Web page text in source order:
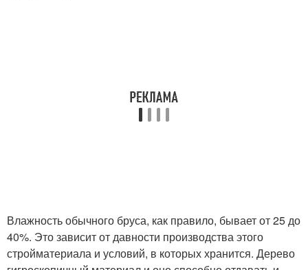
Влажность обычного бруса, как правило, бывает от 25 до
40%. Это зависит от давности производства этого
стройматериала и условий, в которых хранится. Дерево